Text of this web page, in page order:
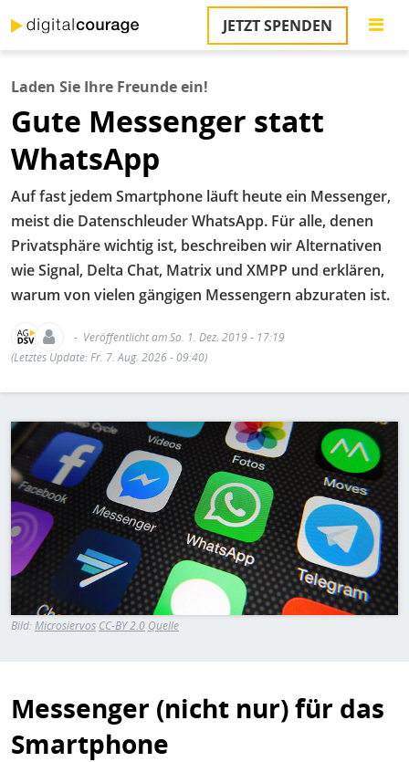
zum
Inhalt
JETZT SPENDEN
Laden Sie Ihre Freunde ein!
Gute Messenger statt
WhatsApp
Auf fast jedem Smartphone läuft heute ein Messenger,
meist die Datenschleuder WhatsApp. Für alle, denen
Privatsphäre wichtig ist, beschreiben wir Alternativen
wie Signal, Delta Chat, Matrix und XMPP und erklären,
warum von vielen gängigen Messengern abzuraten ist.
Veröffentlicht am So. 1. Dez. 2019 - 17:19
(Letztes Update: Fr. 7. Aug. 2026 - 09:40)
Bild
Bild:Microsiervos CC-BY 2.0 Quelle
Messenger (nicht nur) für das
Smartphone